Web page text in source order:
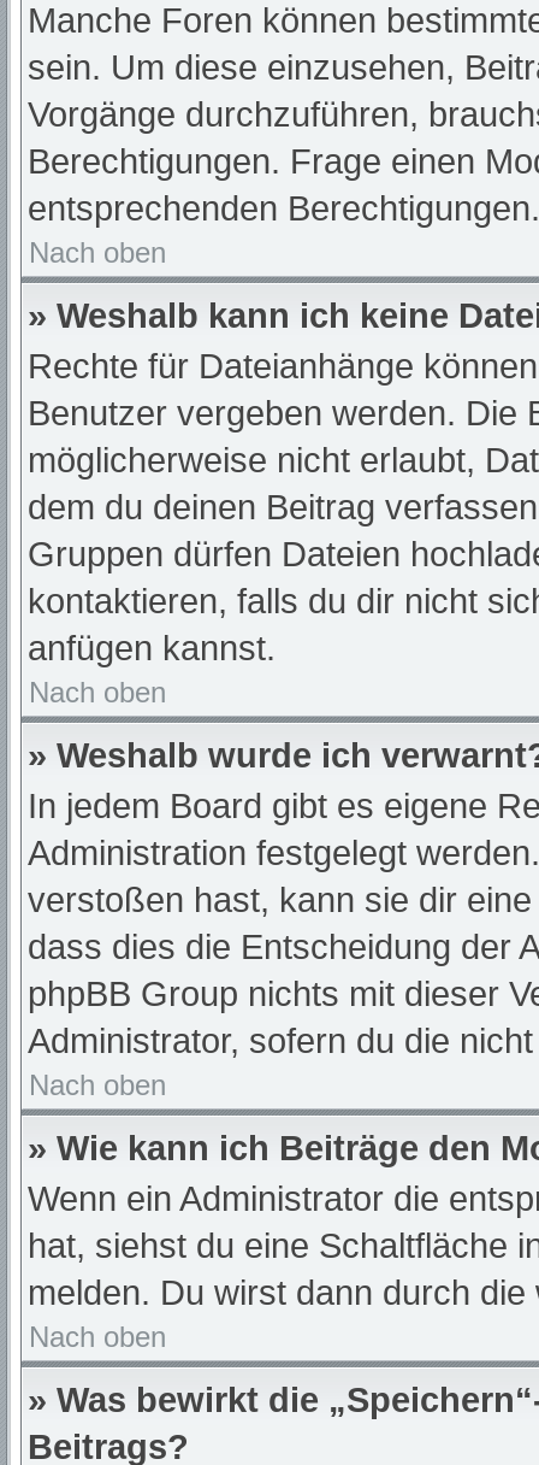
Manche Foren können
sein. Um diese einzusehen,
Vorgänge durchzuführen,
Berechtigungen. Frage einen
entsprechenden Berechtigungen.
Nach oben
» Weshalb kann ich keine
Rechte für Dateianhänge
Benutzer vergeben werden. Die
möglicherweise nicht erlaubt,
dem du deinen Beitrag
Gruppen dürfen Dateien
kontaktieren, falls du dir nicht
anfügen kannst.
Nach oben
» Weshalb wurde ich
In jedem Board gibt es eigene
Administration festgelegt
verstoßen hast, kann sie dir
dass dies die Entscheidung der
phpBB Group nichts mit dieser
Administrator, sofern du die
Nach oben
» Wie kann ich Beiträge den
Wenn ein Administrator die
hat, siehst du eine Schaltfläche
melden. Du wirst dann durch
Nach oben
» Was bewirkt die
Beitrags?